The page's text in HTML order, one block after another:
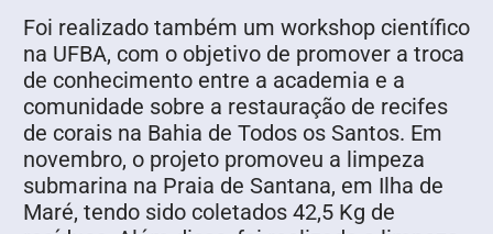
Foi realizado também um workshop científico
na UFBA, com o objetivo de promover a troca
de conhecimento entre a academia e a
comunidade sobre a restauração de recifes
de corais na Bahia de Todos os Santos. Em
novembro, o projeto promoveu a limpeza
submarina na Praia de Santana, em Ilha de
Maré, tendo sido coletados 42,5 Kg de